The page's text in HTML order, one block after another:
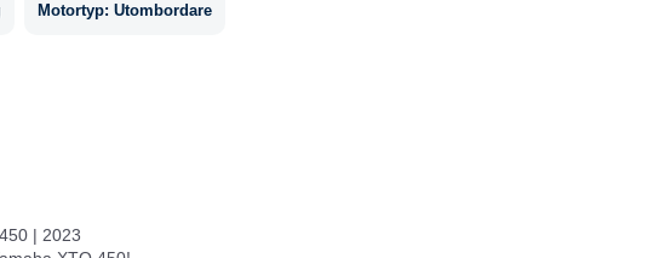
Motortyp: Utombordare
| 2023